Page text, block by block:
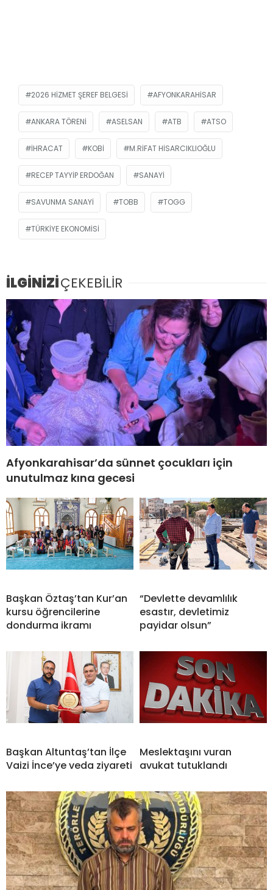
2026 HIZMET ŞEREF BELGESI AFYONKARAHISAR
ANKARA TÖRENI ASELSAN ATB ATSO
IHRACAT KOBİ M.RIFAT HISARCIKLIOĞLU
RECEP TAYYIP ERDOĞAN SANAYI
SAVUNMA SANAYI TOBB TOGG
TÜRKIYE EKONOMISI
İLGİNİZİÇEKEBİLİR
Afyonkarahisar’da sünnet çocukları için
unutulmaz kına gecesi
Başkan Öztaş’tan Kur’an
kursu öğrencilerine
dondurma ikramı
“Devlette devamlılık
esastır, devletimiz
payidar olsun”
Başkan Altuntaş’tan İlçe
Vaizi İnce’ye veda ziyareti
Meslektaşını vuran
avukat tutuklandı